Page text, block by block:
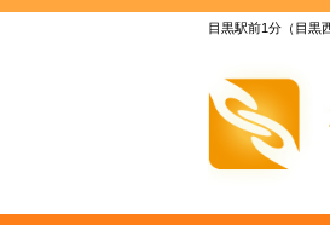
目黒駅前1分（目黒